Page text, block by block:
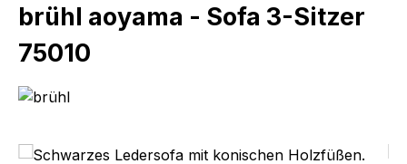
brühl aoyama - Sofa 3-Sitzer
75010
Bildergalerie überspringen